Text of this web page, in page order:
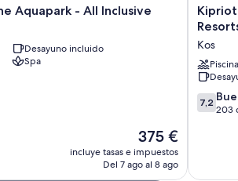
Aquapark - All Inclusive
Desayuno incluido
Spa
El
precio
actual
375 €
incluye tasas e impuestos
Del 7 ago al 8 ago
Kipriotis
Village
by
Anayia
All
Inclusive
Resorts
Kos
Piscina
7.2
sobre
7,2
203